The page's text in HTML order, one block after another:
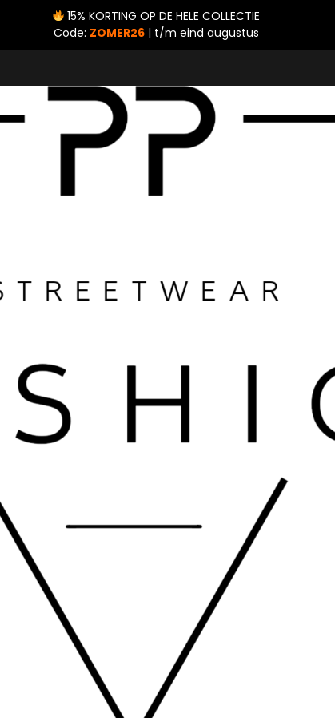
15% KORTING OP DE HELE COLLECTIE
Code: ZOMER26| t/m eind augustus